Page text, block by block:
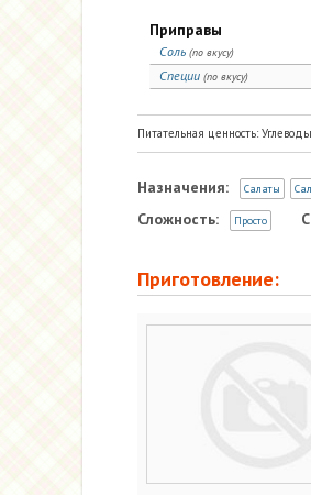
Приправы
Соль (по вкусу)
Специи(по вкусу)
Питательная ценность:
Назначения: Салаты
Сложность: Просто
Приготовление: